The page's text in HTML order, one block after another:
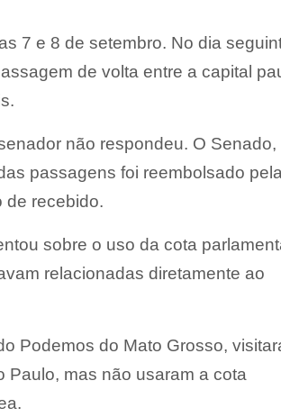
7 e 8 de setembro. No dia
de volta entre a capital
não respondeu. O Senado,
passagens foi reembolsado pela
de recebido.
sobre o uso da cota
relacionadas diretamente ao
Podemos do Mato Grosso,
Paulo, mas não usaram a cota